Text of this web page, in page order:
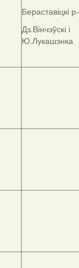
Бераставіцкі
Дз.Вінчэўскі і
Ю.Лукашэнка